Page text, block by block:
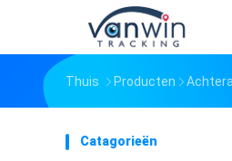
Thuis Producten
Catagorieën